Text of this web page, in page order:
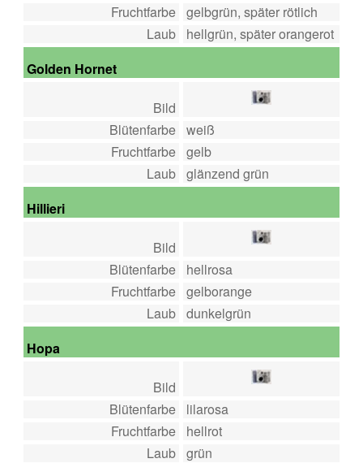
Fruchtfarbe gelbgrün, später rötlich
Laub
hellgrün, später orangerot
Golden Hornet
Bild
Blütenfarbe weiß
Fruchtfarbe gelb
Laub glänzend grün
Hillieri
Bild
Blütenfarbe
hellrosa
Fruchtfarbe gelborange
Laub dunkelgrün
Hopa
Bild
Blütenfarbe
lilarosa
Fruchtfarbe
hellrot
Laub grün